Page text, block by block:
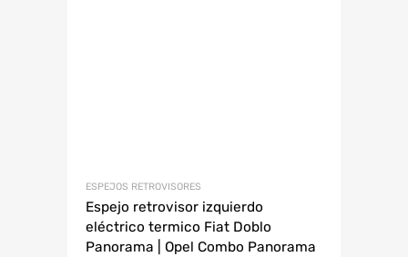
ESPEJOS RETROVISORES
Espejo retrovisor izquierdo
eléctrico termico Fiat Doblo
Panorama | Opel Combo Panorama